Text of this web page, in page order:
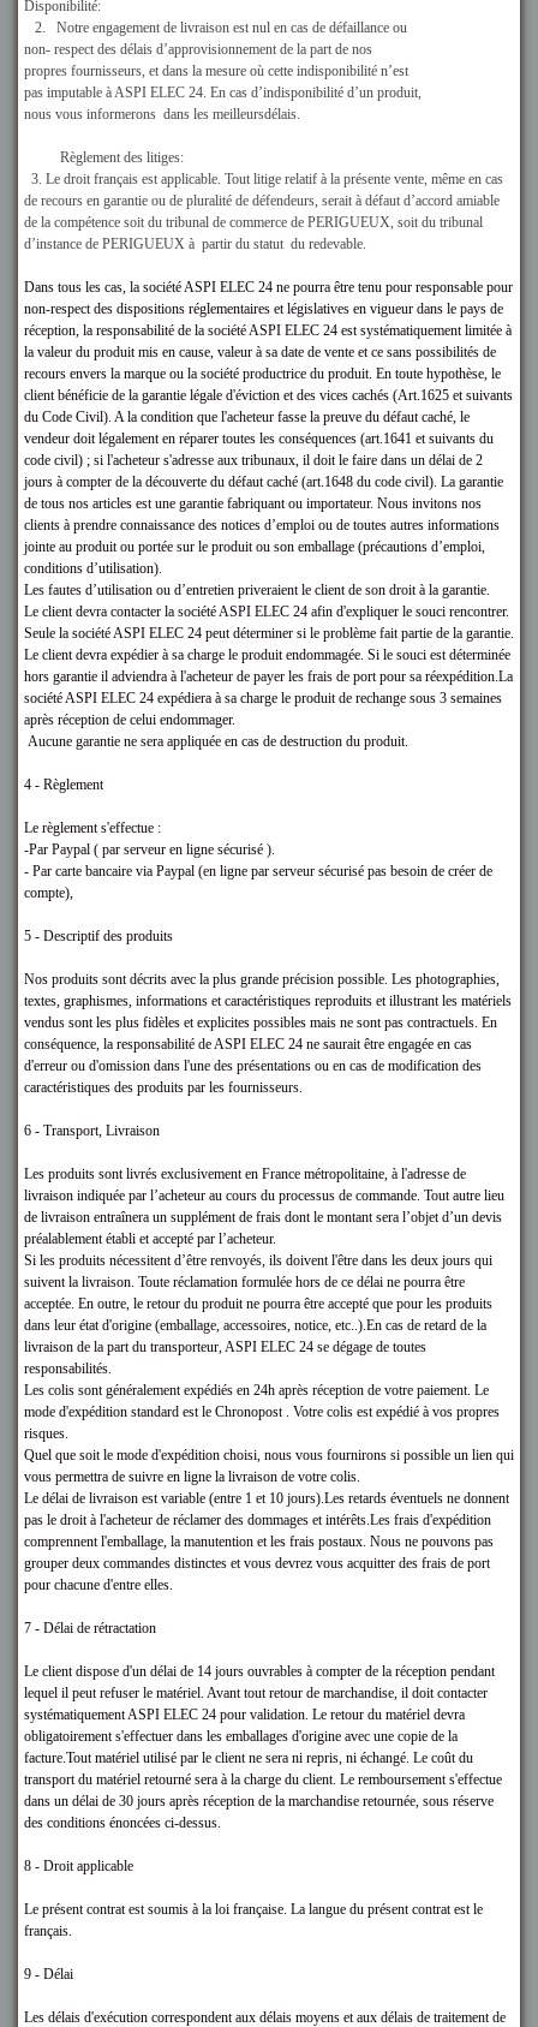
Disponibilité:
2. Notre engagement de livraison est nul en cas de défaillance ou
non- respect des délais d’approvisionnement de la part de nos
propres fournisseurs, et dans la mesure où cette indisponibilité n’est
pas imputable à ASPI ELEC 24. En cas d’indisponibilité d’un produit,
nous vous informerons dans les meilleursdélais.
Règlement des litiges:
3. Le droit français est applicable. Tout litige relatif à la présente vente, même en cas
de recours en garantie ou de pluralité de défendeurs, serait à défaut d’accord amiable
de la compétence soit du tribunal de commerce de PERIGUEUX, soit du tribunal
d’instance de PERIGUEUX à partir du statut du redevable.
Dans tous les cas, la société ASPI ELEC 24 ne pourra être tenu pour responsable pour
non-respect des dispositions réglementaires et législatives en vigueur dans le pays de
réception, la responsabilité de la sociétéASPI ELEC 24 est systématiquement limitée à
la valeur du produit mis en cause, valeur à sa date de vente et ce sans possibilités de
recours envers la marque ou la société productrice du produit. En toute hypothèse, le
client bénéficie de la garantie légale d'éviction et des vices cachés (Art.1625 et suivants
du Code Civil). A la condition que l'acheteur fasse la preuve du défaut caché, le
vendeur doit légalement en réparer toutes les conséquences (art.1641 et suivants du
code civil) ; si l'acheteur s'adresse aux tribunaux, il doit le faire dans un délai de 2
jours à compter de la découverte du défaut caché (art.1648 du code civil). La garantie
de tous nos articles est une garantie fabriquant ou importateur. Nous invitons nos
clients à prendre connaissance des notices d’emploi ou de toutes autres informations
jointe au produit ou portée sur le produit ou son emballage (précautions d’emploi,
conditions d’utilisation).
Les fautes d’utilisation ou d’entretien priveraient le client de son droit à la garantie.
Le client devra contacter la société ASPI ELEC 24 afin d'expliquer le souci rencontrer.
Seule la société ASPI ELEC 24 peut déterminer si le problème fait partie de la garantie.
Le client devra expédier à sa charge le produit endommagée. Si le souci est déterminée
hors garantie il adviendra à l'acheteur de payer les frais de port pour sa réexpédition.La
société ASPI ELEC 24 expédiera à sa charge le produit de rechange sous 3 semaines
après réception de celui endommager.
Aucune garantie ne sera appliquée en cas de destruction du produit.
4 - Règlement
Le règlement s'effectue :
-Par Paypal ( par serveur en ligne sécurisé ).
- Par carte bancaire via Paypal (en ligne par serveur sécurisé pas besoin de créer de
compte),
5 - Descriptif des produits
Nos produits sont décrits avec la plus grande précision possible. Les photographies,
textes, graphismes, informations et caractéristiques reproduits et illustrant les matériels
vendus sont les plus fidèles et explicites possibles mais ne sont pas contractuels. En
conséquence, la responsabilité de ASPI ELEC 24 ne saurait être engagée en cas
d'erreur ou d'omission dans l'une des présentations ou en cas de modification des
caractéristiques des produits par les fournisseurs.
6 - Transport, Livraison
Les produits sont livrés exclusivement en France métropolitaine, à l'adresse de
livraison indiquée par l’acheteur au cours du processus de commande. Tout autre lieu
de livraison entraînera un supplément de frais dont le montant sera l’objet d’un devis
préalablement établi et accepté par l’acheteur.
Si les produits nécessitent d’être renvoyés, ils doivent l'être dans les deux jours qui
suivent la livraison. Toute réclamation formulée hors de ce délai ne pourra être
acceptée. En outre, le retour du produit ne pourra être accepté que pour les produits
dans leur état d'origine (emballage, accessoires, notice, etc..).En cas de retard de la
livraison de la part du transporteur, ASPI ELEC 24 se dégage de toutes
responsabilités.
Les colis sont généralement expédiés en 24h après réception de votre paiement. Le
mode d'expédition standard est le Chronopost . Votre colis est expédié à vos propres
risques.
Quel que soit le mode d'expédition choisi, nous vous fournirons si possible un lien qui
vous permettra de suivre en ligne la livraison de votre colis.
Le délai de livraison est variable (entre 1 et 10 jours).Les retards éventuels ne donnent
pas le droit à l'acheteur de réclamer des dommages et intérêts.Les frais d'expédition
comprennent l'emballage, la manutention et les frais postaux. Nous ne pouvons pas
grouper deux commandes distinctes et vous devrez vous acquitter des frais de port
pour chacune d'entre elles.
7 - Délai de rétractation
Le client dispose d'un délai de 14 jours ouvrables à compter de la réception pendant
lequel il peut refuser le matériel. Avant tout retour de marchandise, il doit contacter
systématiquement ASPI ELEC 24 pour validation. Le retour du matériel devra
obligatoirement s'effectuer dans les emballages d'origine avec une copie de la
facture.Tout matériel utilisé par le client ne sera ni repris, ni échangé. Le coût du
transport du matériel retourné sera à la charge du client. Le remboursement s'effectue
dans un délai de 30 jours après réception de la marchandise retournée, sous réserve
des conditions énoncées ci-dessus.
8 - Droit applicable
Le présent contrat est soumis à la loi française. La langue du présent contrat est le
français.
9 - Délai
Les délais d'exécution correspondent aux délais moyens et aux délais de traitement de